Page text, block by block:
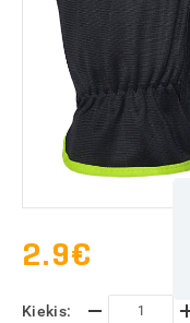
2.9€
Kiekis: